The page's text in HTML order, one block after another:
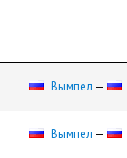
Вымпел —
Вымпел —